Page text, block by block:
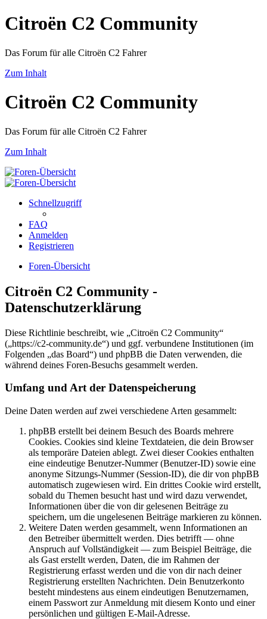
Citroën C2 Community
Das Forum für alle Citroën C2 Fahrer
Zum Inhalt
Citroën C2 Community
Das Forum für alle Citroën C2 Fahrer
Zum Inhalt
Schnellzugriff
FAQ
Anmelden
Registrieren
Foren-Übersicht
Citroën C2 Community -
Datenschutzerklärung
Diese Richtlinie beschreibt, wie „Citroën C2 Community“
(„https://c2-community.de“) und ggf. verbundene Institutionen (im
Folgenden „das Board“) und phpBB die Daten verwenden, die
während deines Foren-Besuchs gesammelt werden.
Umfang und Art der Datenspeicherung
Deine Daten werden auf zwei verschiedene Arten gesammelt:
phpBB erstellt bei deinem Besuch des Boards mehrere
Cookies. Cookies sind kleine Textdateien, die dein Browser
als temporäre Dateien ablegt. Zwei dieser Cookies enthalten
eine eindeutige Benutzer-Nummer (Benutzer-ID) sowie eine
anonyme Sitzungs-Nummer (Session-ID), die dir von phpBB
automatisch zugewiesen wird. Ein drittes Cookie wird erstellt,
sobald du Themen besucht hast und wird dazu verwendet,
Informationen über die von dir gelesenen Beiträge zu
speichern, um die ungelesenen Beiträge markieren zu können.
Weitere Daten werden gesammelt, wenn Informationen an
den Betreiber übermittelt werden. Dies betrifft — ohne
Anspruch auf Vollständigkeit — zum Beispiel Beiträge, die
als Gast erstellt werden, Daten, die im Rahmen der
Registrierung erfasst werden und die von dir nach deiner
Registrierung erstellten Nachrichten. Dein Benutzerkonto
besteht mindestens aus einem eindeutigen Benutzernamen,
einem Passwort zur Anmeldung mit diesem Konto und einer
persönlichen und gültigen E-Mail-Adresse.